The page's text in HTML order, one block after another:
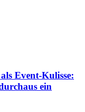
Event-Kulisse:
ein